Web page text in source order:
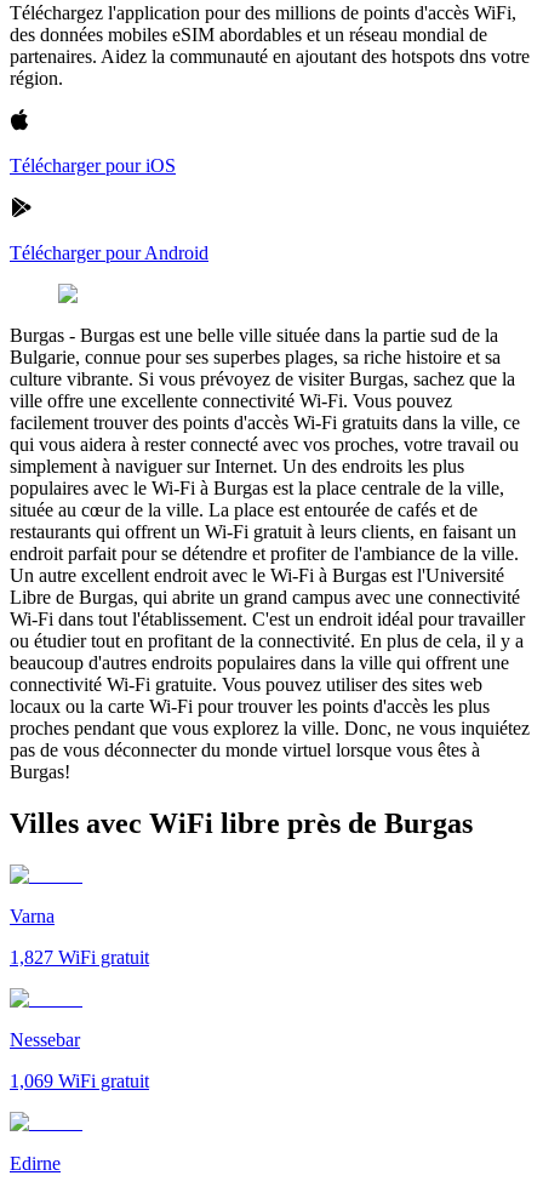
Téléchargez l'application pour des millions de points d'accès WiFi,
des données mobiles eSIM abordables et un réseau mondial de
partenaires. Aidez la communauté en ajoutant des hotspots dns votre
région.
Télécharger pour iOS
Télécharger pour Android
Burgas - Burgas est une belle ville située dans la partie sud de la
Bulgarie, connue pour ses superbes plages, sa riche histoire et sa
culture vibrante. Si vous prévoyez de visiter Burgas, sachez que la
ville offre une excellente connectivité Wi-Fi. Vous pouvez
facilement trouver des points d'accès Wi-Fi gratuits dans la ville, ce
qui vous aidera à rester connecté avec vos proches, votre travail ou
simplement à naviguer sur Internet. Un des endroits les plus
populaires avec le Wi-Fi à Burgas est la place centrale de la ville,
située au cœur de la ville. La place est entourée de cafés et de
restaurants qui offrent un Wi-Fi gratuit à leurs clients, en faisant un
endroit parfait pour se détendre et profiter de l'ambiance de la ville.
Un autre excellent endroit avec le Wi-Fi à Burgas est l'Université
Libre de Burgas, qui abrite un grand campus avec une connectivité
Wi-Fi dans tout l'établissement. C'est un endroit idéal pour travailler
ou étudier tout en profitant de la connectivité. En plus de cela, il y a
beaucoup d'autres endroits populaires dans la ville qui offrent une
connectivité Wi-Fi gratuite. Vous pouvez utiliser des sites web
locaux ou la carte Wi-Fi pour trouver les points d'accès les plus
proches pendant que vous explorez la ville. Donc, ne vous inquiétez
pas de vous déconnecter du monde virtuel lorsque vous êtes à
Burgas!
Villes avec WiFi libre près de Burgas
Varna
1,827 WiFi gratuit
Nessebar
1,069 WiFi gratuit
Edirne